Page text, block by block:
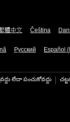
體中文 Čeština
Русский Español
లేదా పంచుకోవద్దు